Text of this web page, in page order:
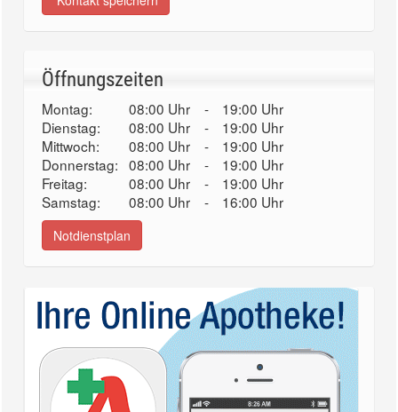
Öffnungszeiten
Montag: 08:00 Uhr -
19:00 Uhr
Dienstag:
08:00 Uhr -
19:00 Uhr
Mittwoch:
08:00 Uhr -
19:00 Uhr
Donnerstag: 08:00 Uhr -
19:00 Uhr
Freitag:
08:00 Uhr -
19:00 Uhr
Samstag:
08:00 Uhr - 16:00 Uhr
Notdienstplan